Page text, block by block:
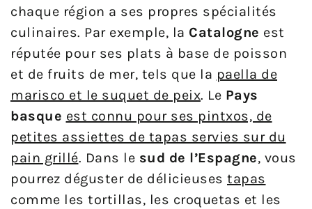
chaque région a ses propres spécialités
culinaires. Par exemple, la Catalogne est
réputée pour ses plats à base de poisson
et de fruits de mer, tels que la paella de
marisco et le suquet de peix. Le Pays
basque est connu pour ses pintxos, de
petites assiettes de tapas servies sur du
pain grillé. Dans le sud de l’Espagne, vous
pourrez déguster de délicieuses tapas
comme les tortillas, les croquetas et les